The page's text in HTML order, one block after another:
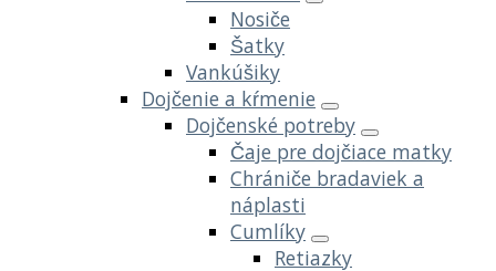
Nosiče
Šatky
Vankúšiky
Dojčenie a kŕmenie
Dojčenské potreby
Čaje pre dojčiace matky
Chrániče bradaviek a
náplasti
Cumlíky
Retiazky